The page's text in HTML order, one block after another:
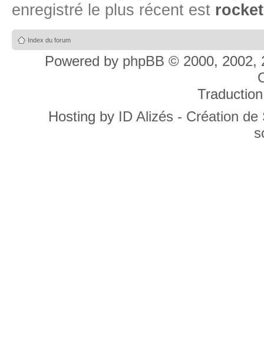
enregistré le plus récent est
Index du forum
Powered by phpBB © 2000, 2002,
Hosting by ID Alizés - Création